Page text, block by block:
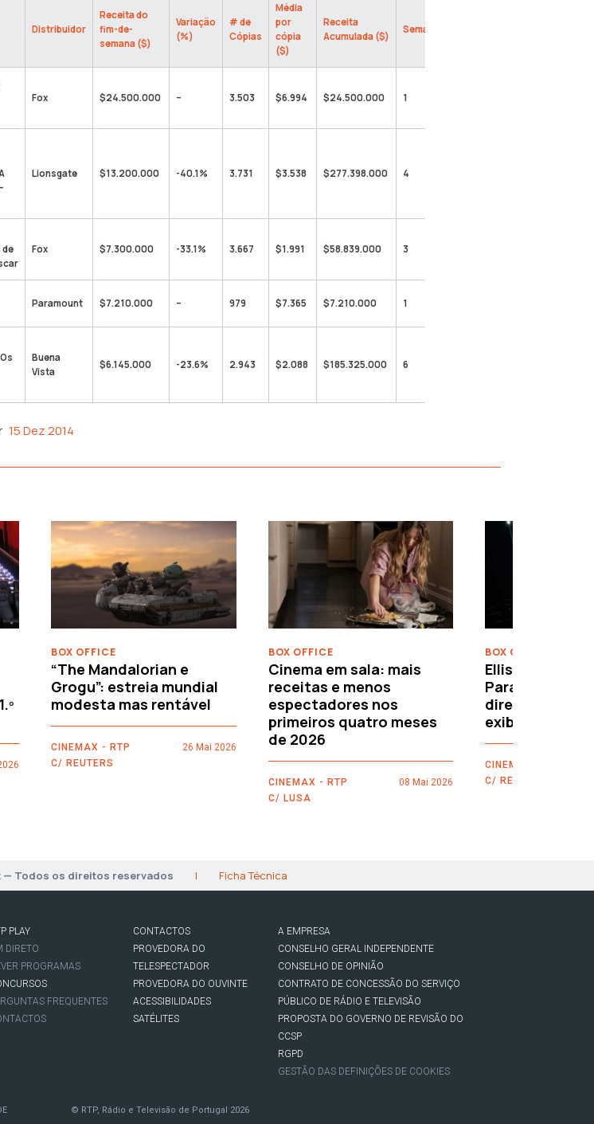
Distribuidor
Receita do
fim-de-
semana ($)
Variação
(%)
# de
Cópias
Média
por
cópia
($)
Receita
Acumulada ($)
Semana
Fox $24.500.000 – 3.503 $6.994 $24.500.000 1
Lionsgate $13.200.000 -40.1% 3.731 $3.538 $277.398.000 4
de
Fox $7.300.000 -33.1% 3.667 $1.991 $58.839.000 3
Paramount $7.210.000 – 979 $7.365 $7.210.000 1
Buena
Vista
$6.145.000 -23.6% 2.943 $2.088 $185.325.000 6
15 Dez 2014
BOX OFFICE
“The Mandalorian e
Grogu”: estreia mundial
modesta mas rentável
CINEMAX - RTP
C/ REUTERS
26 Mai 2026
BOX OFFICE
Cinema em sala: mais
receitas e menos
espectadores nos
primeiros quatro meses
de 2026
CINEMAX - RTP
C/ LUSA
08 Mai 2026
BOX OFFICE
Ellison leva o
directamente
exibidores
CINEMAX - RTP
C/ REUTERS
— Todos os direitos reservados | Ficha Técnica
PLAY
DIRETO
PROGRAMAS
FREQUENTES
CONTACTOS
PROVEDORA DO
TELESPECTADOR
PROVEDORA DO OUVINTE
ACESSIBILIDADES
SATÉLITES
A EMPRESA
CONSELHO GERAL INDEPENDENTE
CONSELHO DE OPINIÃO
CONTRATO DE CONCESSÃO DO SERVIÇO
PÚBLICO DE RÁDIO E TELEVISÃO
PROPOSTA DO GOVERNO DE REVISÃO DO
CCSP
RGPD
GESTÃO DAS DEFINIÇÕES DE COOKIES
© RTP, Rádio e Televisão de Portugal 2026